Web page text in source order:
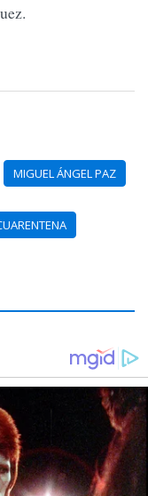
MIGUEL ÁNGEL PAZ